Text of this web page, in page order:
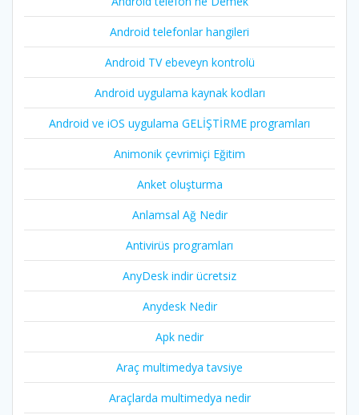
Android telefonlar hangileri
Android TV ebeveyn kontrolü
Android uygulama kaynak kodları
Android ve iOS uygulama GELİŞTİRME programları
Animonik çevrimiçi Eğitim
Anket oluşturma
Anlamsal Ağ Nedir
Antivirüs programları
AnyDesk indir ücretsiz
Anydesk Nedir
Apk nedir
Araç multimedya tavsiye
Araçlarda multimedya nedir